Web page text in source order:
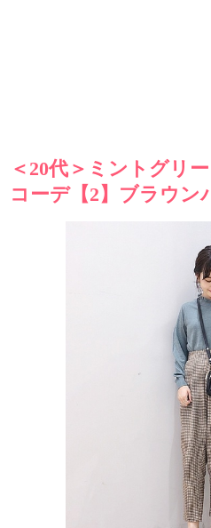
＜20代＞ミントグリ
コーデ【2】ブラウン